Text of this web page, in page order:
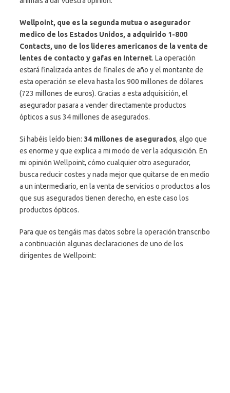
Wellpoint, que es la segunda mutua o asegurador
medico de los Estados Unidos, a adquirido 1-800
Contacts, uno de los lideres americanos de la venta de
lentes de contacto y gafas en Internet. La operación
estará finalizada antes de finales de año y el montante de
esta operación se eleva hasta los 900 millones de dólares
(723 millones de euros). Gracias a esta adquisición, el
asegurador pasara a vender directamente productos
ópticos a sus 34 millones de asegurados.
Si habéis leído bien: 34 millones de asegurados, algo que
es enorme y que explica a mi modo de ver la adquisición. En
mi opinión Wellpoint, cómo cualquier otro asegurador,
busca reducir costes y nada mejor que quitarse de en medio
a un intermediario, en la venta de servicios o productos a los
que sus asegurados tienen derecho, en este caso los
productos ópticos.
Para que os tengáis mas datos sobre la operación transcribo
a continuación algunas declaraciones de uno de los
dirigentes de Wellpoint: